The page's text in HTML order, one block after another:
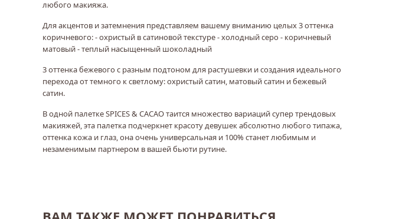
любого макияжа.
Для акцентов и затемнения представляем вашему вниманию целых 3 оттенка
коричневого: - охристый в сатиновой текстуре - холодный серо - коричневый
матовый - теплый насыщенный шоколадный
3 оттенка бежевого с разным подтоном для растушевки и создания идеального
перехода от темного к светлому: охристый сатин, матовый сатин и бежевый
сатин.
В одной палетке SPICES & CACAO таится множество вариаций супер трендовых
макияжей, эта палетка подчеркнет красоту девушек абсолютно любого типажа,
оттенка кожа и глаз, она очень универсальная и 100% станет любимым и
незаменимым партнером в вашей бьюти рутине.